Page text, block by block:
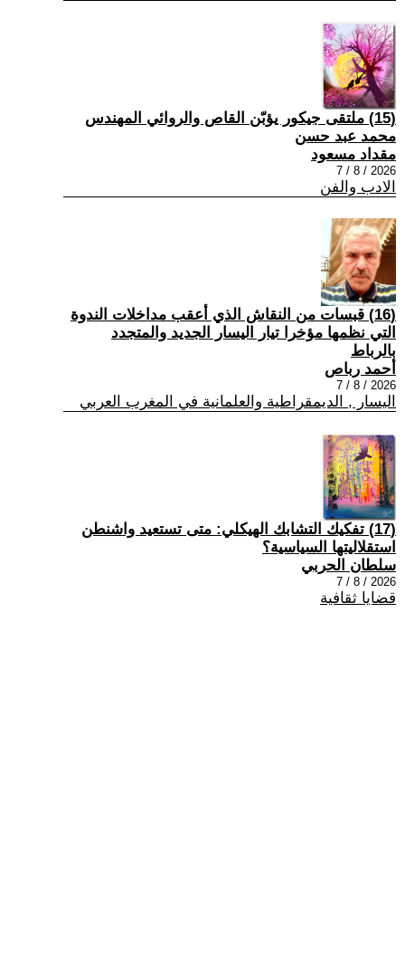
(15) ملتقى جيكور يؤبّن القاص والروائي المهندس
محمد عبد حسن
مقداد مسعود
2026 / 8 / 7
الادب والفن
(16) قبسات من النقاش الذي أعقب مداخلات الندوة
التي نظمها مؤخرا تيار اليسار الجديد والمتجدد
بالرباط
أحمد رباص
2026 / 8 / 7
اليسار , الديمقراطية والعلمانية في المغرب العربي
(17) تفكيك التشابك الهيكلي: متى تستعيد واشنطن
استقلاليتها السياسية؟
سلطان الحربي
2026 / 8 / 7
قضايا ثقافية